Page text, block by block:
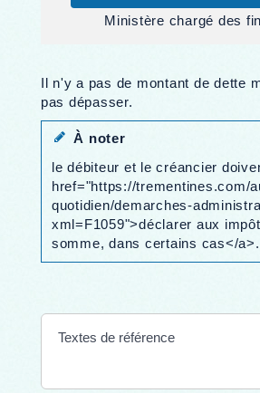
Ministère chargé des
Il n'y a pas de montant de dette
pas dépasser.
À noter
le débiteur et le créancier
href="https://trementines.com/
quotidien/demarches-
xml=F1059">déclarer aux
somme, dans certains cas</a>.
Textes de référence